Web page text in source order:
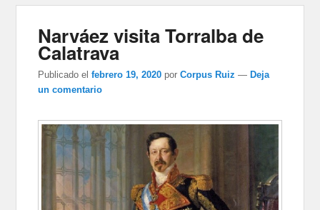
Narváez visita Torralba de
Calatrava
Publicado el febrero 19, 2020 porCorpus Ruiz —Deja
un comentario